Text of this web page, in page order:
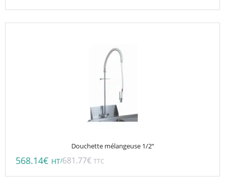
Douchette mélangeuse 1/2“
568.14€ HT/681.77€ TTC